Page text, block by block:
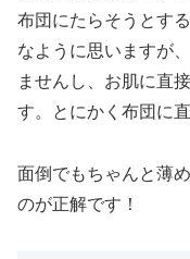
布団にたらそうとす
なように思いますが
ませんし、お肌に直
す。とにかく布団に
面倒でもちゃんと薄
のが正解です！